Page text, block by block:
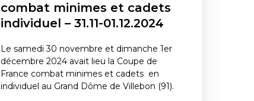
combat minimes et cadets
individuel – 31.11-01.12.2024
Le samedi 30 novembre et dimanche 1er
décembre 2024 avait lieu la Coupe de
France combat minimes et cadets en
individuel au Grand Dôme de Villebon (91).